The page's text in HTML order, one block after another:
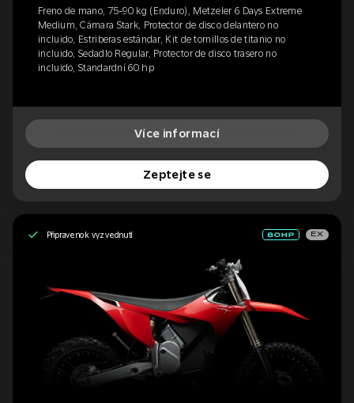
Freno de mano, 75-90 kg (Enduro), Metzeler 6 Days Extreme
Medium, Cámara Stark, Protector de disco delantero no
incluido, Estriberas estándar, Kit de tornillos de titanio no
incluido, Sedadlo Regular, Protector de disco trasero no
incluido, Standardní 60 hp
Více informací
Zeptejte se
Připraveno k vyzvednutí EX